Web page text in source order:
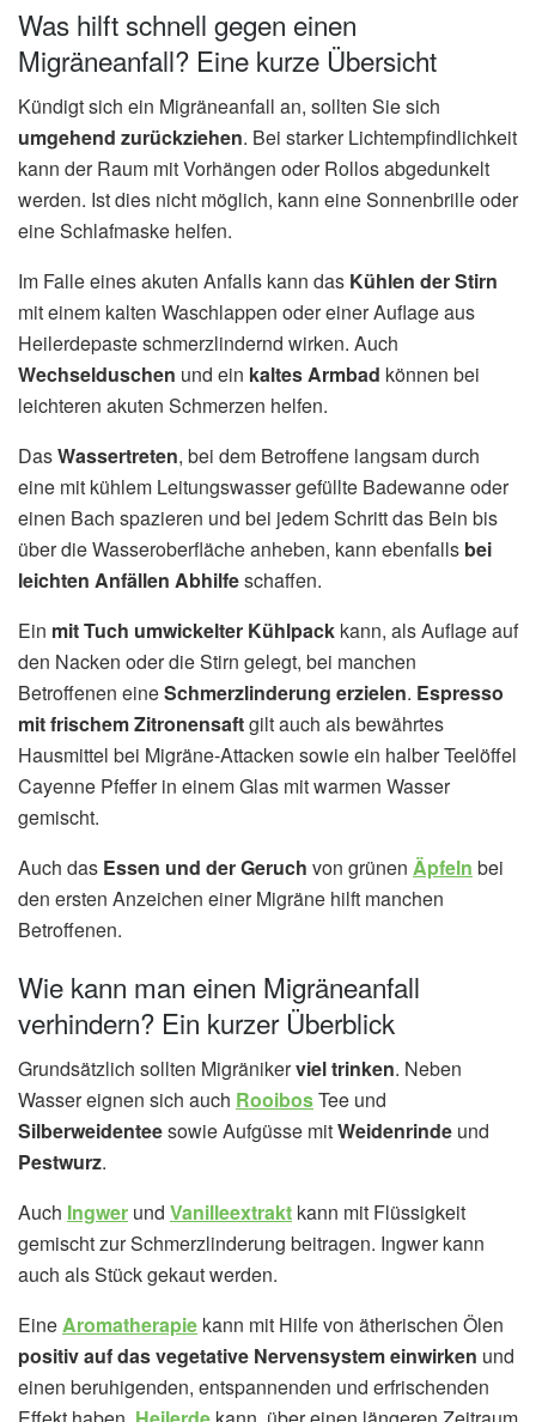
Was hilft schnell gegen einen
Migräneanfall? Eine kurze Übersicht
Kündigt sich ein Migräneanfall an, sollten Sie sich
umgehend zurückziehen. Bei starker Lichtempfindlichkeit
kann der Raum mit Vorhängen oder Rollos abgedunkelt
werden. Ist dies nicht möglich, kann eine Sonnenbrille oder
eine Schlafmaske helfen.
Im Falle eines akuten Anfalls kann das Kühlen der Stirn
mit einem kalten Waschlappen oder einer Auflage aus
Heilerdepaste schmerzlindernd wirken. Auch
Wechselduschen und ein kaltes Armbad können bei
leichteren akuten Schmerzen helfen.
DasWassertreten, bei dem Betroffene langsam durch
eine mit kühlem Leitungswasser gefüllte Badewanne oder
einen Bach spazieren und bei jedem Schritt das Bein bis
über die Wasseroberfläche anheben, kann ebenfalls bei
leichten Anfällen Abhilfeschaffen.
Ein mit Tuch umwickelter Kühlpack kann, als Auflage auf
den Nacken oder die Stirn gelegt, bei manchen
Betroffenen eineSchmerzlinderung erzielen. Espresso
mit frischem Zitronensaftgilt auch als bewährtes
Hausmittel bei Migräne-Attacken sowie ein halber Teelöffel
Cayenne Pfeffer in einem Glas mit warmen Wasser
gemischt.
Auch das Essen und der Geruch von grünen Äpfeln bei
den ersten Anzeichen einer Migräne hilft manchen
Betroffenen.
Wie kann man einen Migräneanfall
verhindern? Ein kurzer Überblick
Grundsätzlich sollten Migränikerviel trinken. Neben
Wasser eignen sich auch RooibosTee und
Silberweidenteesowie Aufgüsse mitWeidenrinde und
Pestwurz.
Auch Ingwer und Vanilleextrakt kann mit Flüssigkeit
gemischt zur Schmerzlinderung beitragen. Ingwer kann
auch als Stück gekaut werden.
EineAromatherapie kann mit Hilfe von ätherischen Ölen
positiv auf das vegetative Nervensystem einwirken und
einen beruhigenden, entspannenden und erfrischenden